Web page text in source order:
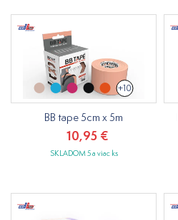
+10
BB tape 5cm x 5m
10,95 €
SKLADOM 5 a viac ks